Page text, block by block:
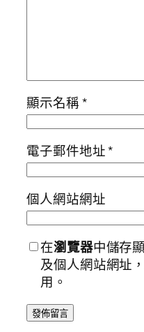
顯示名稱*
電子郵件地址*
個人網站網址
在瀏覽器中儲存
及個人網站網址
用。